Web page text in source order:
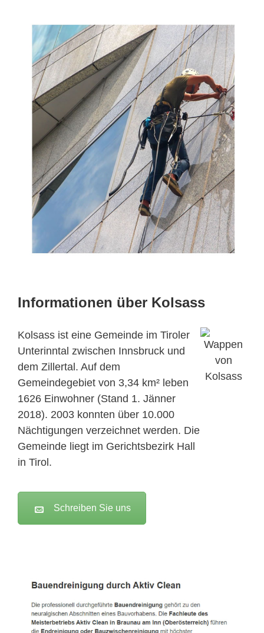
Informationen über Kolsass
Kolsass ist eine Gemeinde im Tiroler
Unterinntal zwischen Innsbruck und
dem Zillertal. Auf dem
Gemeindegebiet von 3,34 km² leben
1626 Einwohner (Stand 1. Jänner
2018). 2003 konnten über 10.000
Nächtigungen verzeichnet werden. Die
Gemeinde liegt im Gerichtsbezirk Hall
in Tirol.
Schreiben Sie uns